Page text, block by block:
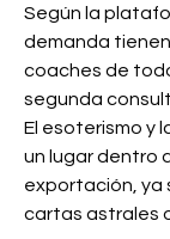
Según la
demanda
coaches de
segunda
El esoterismo y
un lugar dentro
exportación, ya
cartas astrales